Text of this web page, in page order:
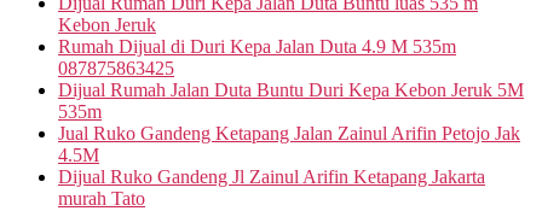
Kebon Jeruk
Rumah Dijual di Duri Kepa Jalan Duta 4.9 M 535m
087875863425
Dijual Rumah Jalan Duta Buntu Duri Kepa Kebon Jeruk 5M
535m
Jual Ruko Gandeng Ketapang Jalan Zainul Arifin Petojo Jak
4.5M
Dijual Ruko Gandeng Jl Zainul Arifin Ketapang Jakarta
murah Tato